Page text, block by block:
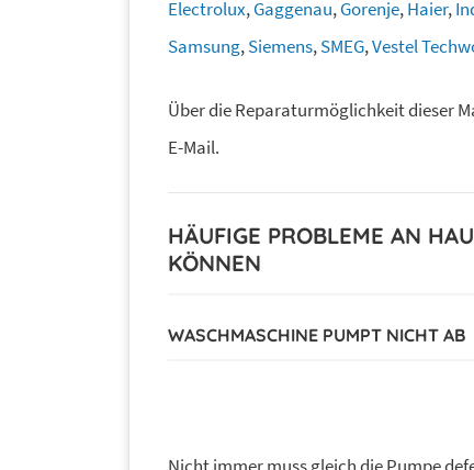
Electrolux,Gaggenau,Gorenje,Haier,
Samsung,Siemens,SMEG,Vestel
Über die Reparaturmöglichkeit dieser
E-Mail.
HÄUFIGE PROBLEME AN
KÖNNEN
WASCHMASCHINE PUMPT NICHT AB
Nicht immer muss gleich die Pumpe